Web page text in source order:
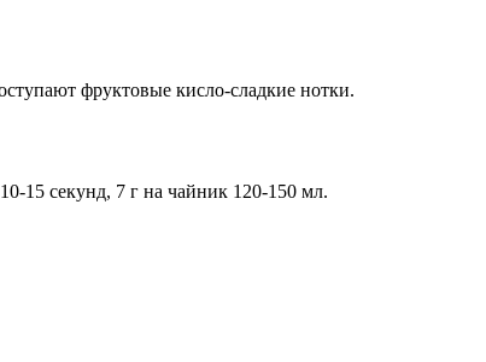
фруктовые кисло-сладкие нотки.
15 секунд, 7 г на чайник 120-150 мл.